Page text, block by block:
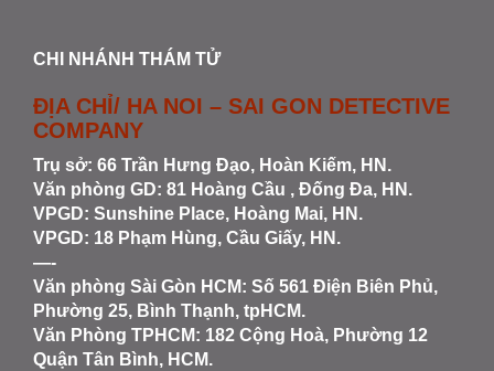
CHI NHÁNH THÁM TỬ
ĐỊA CHỈ/ HA NOI – SAI GON DETECTIVE
COMPANY
Trụ sở: 66 Trần Hưng Đạo, Hoàn Kiếm, HN.
Văn phòng GD: 81 Hoàng Cầu , Đống Đa, HN.
VPGD: Sunshine Place, Hoàng Mai, HN.
VPGD: 18 Phạm Hùng, Cầu Giấy, HN.
—-
Văn phòng Sài Gòn HCM: Số 561 Điện Biên Phủ,
Phường 25, Bình Thạnh, tpHCM.
Văn Phòng TPHCM: 182 Cộng Hoà, Phường 12
Quận Tân Bình, HCM.